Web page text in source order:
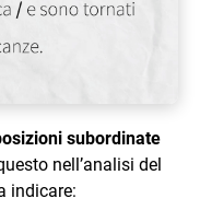
subordinate
nell’analisi del
indicare: